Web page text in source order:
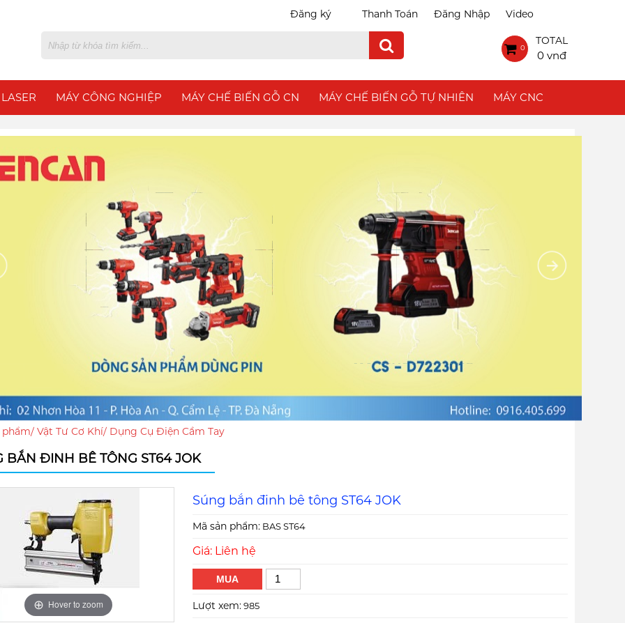
Đăng ký Thanh Toán Đăng Nhập Video
0
TOTAL
0 vnđ
MÁY CÔNG NGHIỆP MÁY CHẾ BIẾN GỖ CN MÁY CHẾ BIẾN GỖ TỰ NHIÊN MÁY CNC
phẩm/ Vật Tư Cơ Khí/ Dụng Cụ Điện Cầm Tay
BẮN ĐINH BÊ TÔNG ST64 JOK
Hover to zoom
Hover to zoom
Súng bắn đinh bê tông ST64 JOK
Mã sản phẩm:BAS ST64
Giá: Liên hệ
MUA
Lượt xem:985